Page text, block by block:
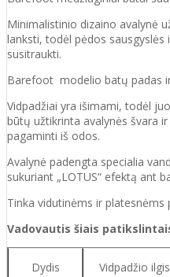
Minimalistinio dizaino avalynė
lanksti, todėl pėdos
susitraukti.
Barefoot modelio batų padas
Vidpadžiai yra išimami, todėl
būtų užtikrinta avalynės švara
pagaminti iš odos.
Avalynė padengta specialia
sukuriant „LOTUS“ efektą ant
Tinka vidutinėms ir platesnėms
Vadovautis šiais
Dydis Vidpadžio